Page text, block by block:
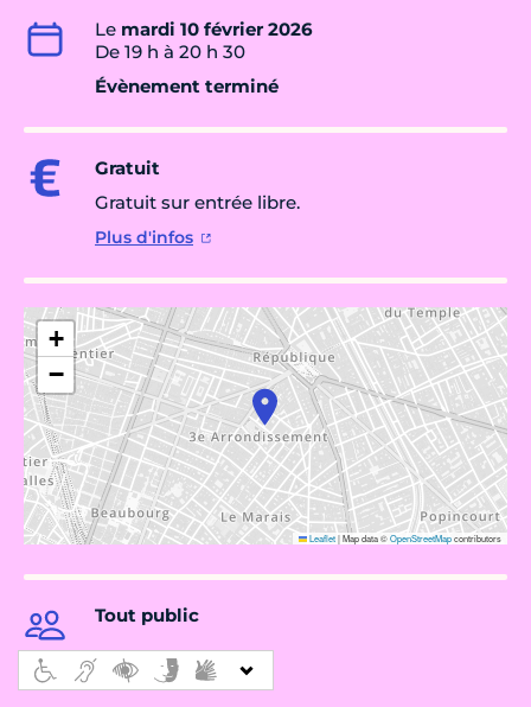
Le mardi 10 février 2026
De 19 h à 20 h 30
Évènement terminé
Gratuit
Gratuit sur entrée libre.
Plus d'infos
+
−
Leaflet|Map data ©OpenStreetMapcontributors
Tout public